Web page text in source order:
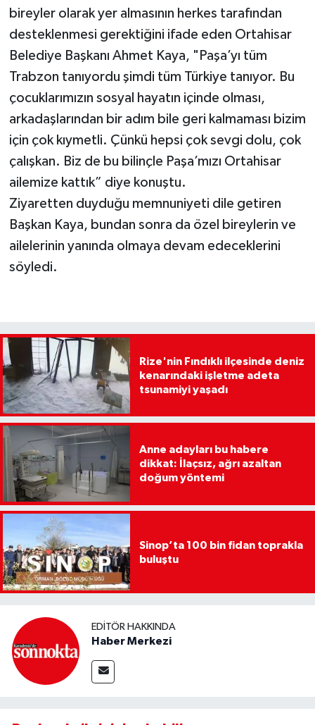
bireyler olarak yer almasının herkes tarafından
desteklenmesi gerektiğini ifade eden Ortahisar
Belediye Başkanı Ahmet Kaya, "Paşa’yı tüm
Trabzon tanıyordu şimdi tüm Türkiye tanıyor. Bu
çocuklarımızın sosyal hayatın içinde olması,
arkadaşlarından bir adım bile geri kalmaması bizim
için çok kıymetli. Çünkü hepsi çok sevgi dolu, çok
çalışkan. Biz de bu bilinçle Paşa’mızı Ortahisar
ailemize kattık” diye konuştu.
Ziyaretten duyduğu memnuniyeti dile getiren
Başkan Kaya, bundan sonra da özel bireylerin ve
ailelerinin yanında olmaya devam edeceklerini
söyledi.
Rize'nin Fındıklı ilçesinde deniz
kenarındaki işletme adeta
tsunamiyi yaşadı
Anne adayları bu habere
dikkat: İlaçsız, ağrı azaltan
doğum yöntemi
Sinop’ta 100 bin fidan toprakla
buluştu
EDITÖR HAKKINDA
Haber Merkezi